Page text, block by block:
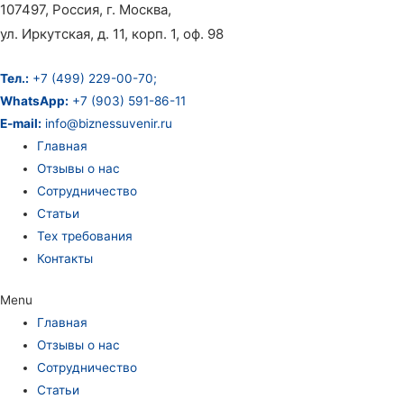
107497, Россия, г. Москва,
ул. Иркутская, д. 11, корп. 1, оф. 98
Тел.: +7 (499) 229-00-70;
WhatsApp: +7 (903) 591-86-11
E-mail: info@biznessuvenir.ru
Главная
Отзывы о нас
Сотрудничество
Статьи
Тех требования
Контакты
Menu
Главная
Отзывы о нас
Сотрудничество
Статьи